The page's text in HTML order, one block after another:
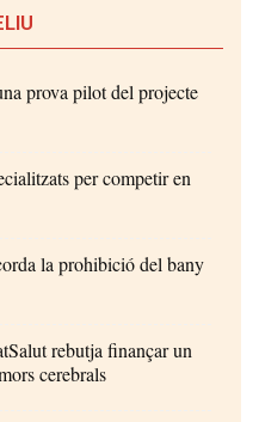
prova pilot del projecte
per competir en
la prohibició del bany
rebutja finançar un
cerebrals